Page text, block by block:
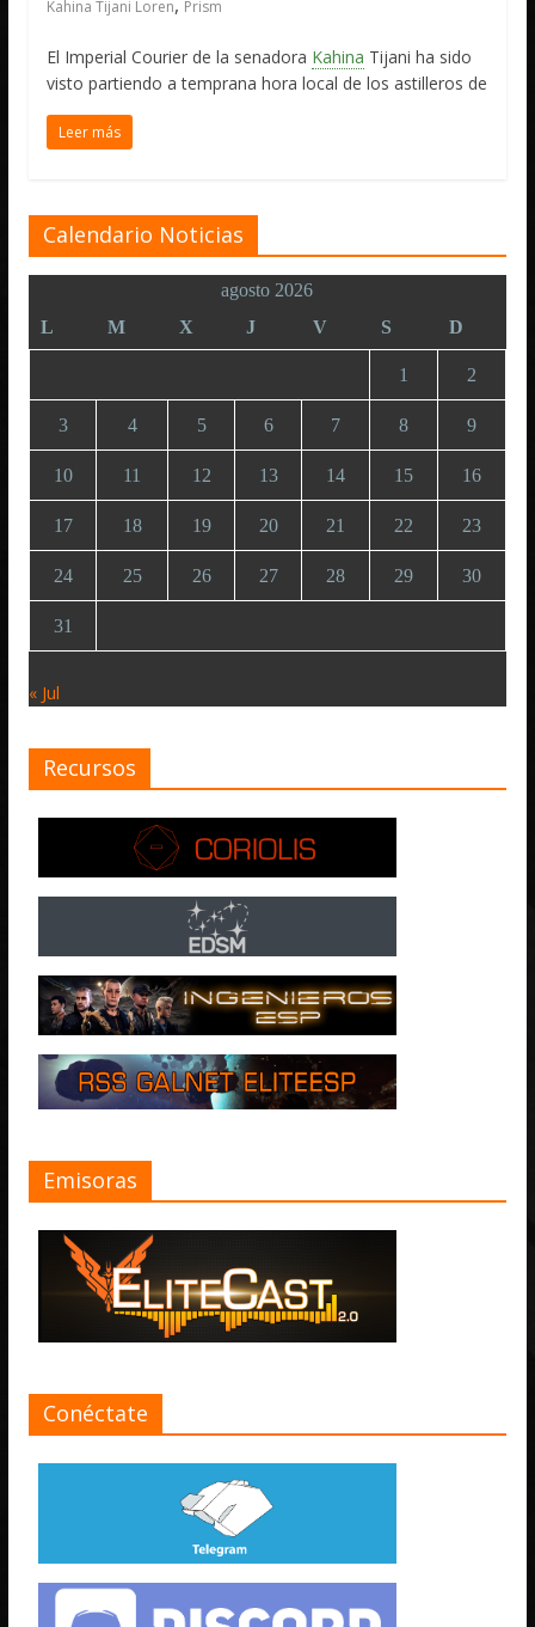
Kahina Tijani Loren Prism
El Imperial Courier de la senadora Kahina Tijani ha sido
visto partiendo a temprana hora local de los astilleros de
Leer más
Calendario Noticias
agosto 2026
L
M X J V S D
1 2
3 4 5 6 7 8 9
10 11 12 13 14 15 16
17 18 19 20 21 22 23
24 25 26 27 28 29 30
31
« Jul
Recursos
Emisoras
Conéctate